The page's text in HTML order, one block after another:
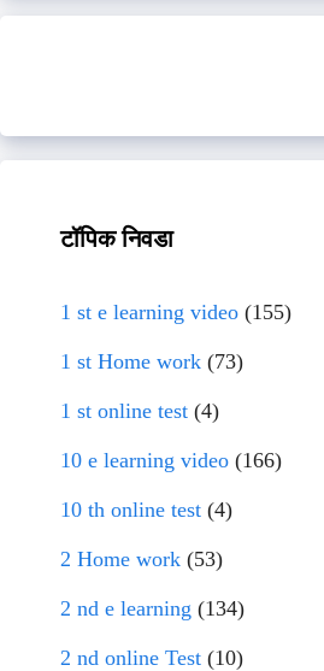
टॉपिक निवडा
1 st e learning video (155)
1 st Home work (73)
1 st online test (4)
10 e learning video (166)
10 th online test (4)
2 Home work (53)
2 nd e learning (134)
2 nd online Test (10)